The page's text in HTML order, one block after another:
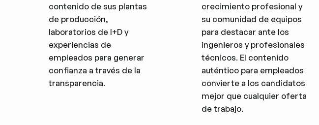
contenido de sus plantas
de producción,
laboratorios de I+D y
experiencias de
empleados para generar
confianza a través de la
transparencia.
crecimiento profesional y
su comunidad de equipos
para destacar ante los
ingenieros y profesionales
técnicos. El contenido
auténtico para empleados
convierte a los candidatos
mejor que cualquier oferta
de trabajo.